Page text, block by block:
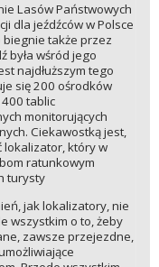
Lasów Państwowych
dla jeźdźców w Polsce
biegnie także przez
była wśród jego
najdłuższym tego
się 200 ośrodków
tablic
monitorujących
Ciekawostką jest,
lokalizator, który w
ratunkowym
turysty
jak lokalizatory, nie
wszystkim o to, żeby
zawsze przejezdne,